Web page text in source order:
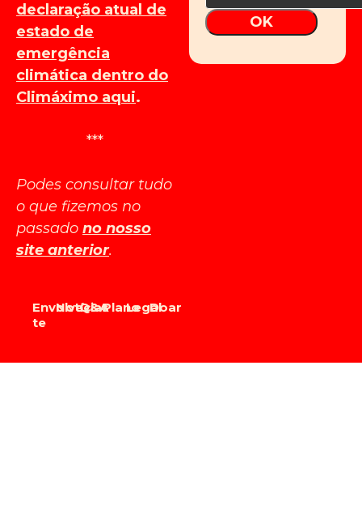
declaração atual de
estado de
emergência
climática dentro do
Climáximo aqui.
***
Podes consultar tudo
o que fizemos no
passado no nosso
site anterior.
Envolve-
te
Notícias
Q&APlanoLegalDoar
OK